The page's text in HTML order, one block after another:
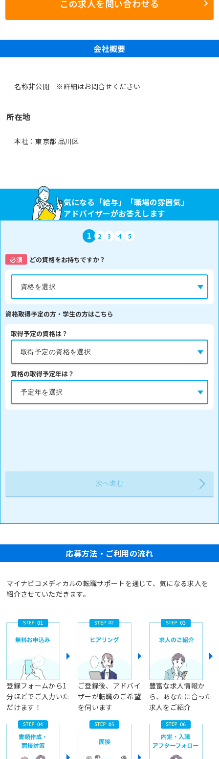
この求人を問い合わせる
会社概要
名称非公開 ※詳細はお問合せください
所在地
本社：東京都 品川区
気になる「給与」「職場の雰囲気」
アドバイザーがお答えします
1 2 3 4 5
必須 どの資格をお持ちですか？
資格取得予定の方・学生の方はこちら
取得予定の資格は？
資格の取得予定年は？
応募方法・ご利用の流れ
マイナビコメディカルの転職サポートを通じて、気になる求人を
紹介させていただきます。
登録フォームから1
分ほどでご入力いた
だけます！
ご登録後、アドバイ
ザーが転職のご希望
を伺います
豊富な求人情報か
ら、あなたに合った
求人をご紹介